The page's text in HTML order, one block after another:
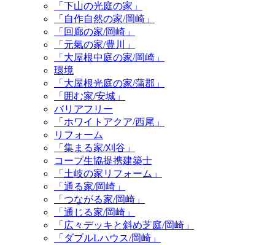
「下山の光庭の家」
「自作自然の家/岡崎」
「回廊の家/岡崎」
「元氣の家/豊川」
「大屋根中庭の家/岡崎」
環境
「大屋根光庭の家/蒲郡」
「囲む家/安城」
バリアフリー
「ホワイトアクア/西尾」
リフォーム
「集まる家/刈谷」
コープ生協提携建築士
「土岐の家リフォーム」
「通る家/岡崎」
「つながる家/岡崎」
「通じる家/岡崎」
「広々デッキと斜め芝庭/岡崎」
「ダブルLハウス/岡崎」